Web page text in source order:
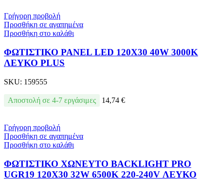
Γρήγορη προβολή
Προσθήκη σε αγαπημένα
Προσθήκη στο καλάθι
ΦΩΤΙΣΤΙΚΟ PANEL LED 120X30 40W 3000Κ
ΛΕΥΚΟ PLUS
SKU: 159555
Αποστολή σε 4-7 εργάσιμες 14,74 €
Γρήγορη προβολή
Προσθήκη σε αγαπημένα
Προσθήκη στο καλάθι
ΦΩΤΙΣΤΙΚΟ ΧΩΝΕΥΤΟ BACKLIGΗΤ PRO
UGR19 120X30 32W 6500Κ 220-240V ΛΕΥΚΟ